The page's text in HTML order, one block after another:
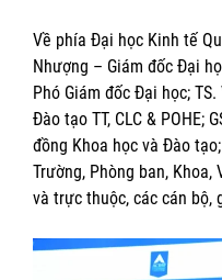
Về phía Đại học Kinh tế
Nhượng – Giám đốc Đại
Phó Giám đốc Đại học;
Đào tạo TT, CLC & POHE;
đồng Khoa học và Đào
Trường, Phòng ban,
và trực thuộc, các cán bộ,